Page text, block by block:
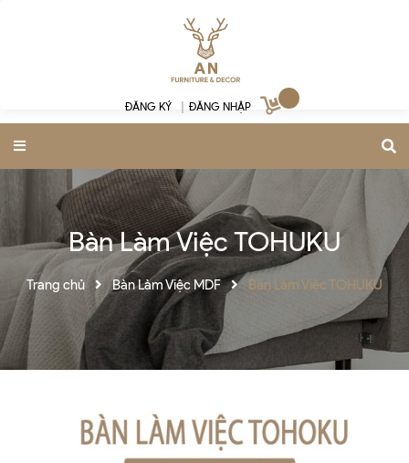
ĐĂNG KÝ ĐĂNG NHẬP
Bàn Làm Việc TOHUKU
Trang chủ Bàn Làm Việc MDF Bàn Làm Việc TOHUKU